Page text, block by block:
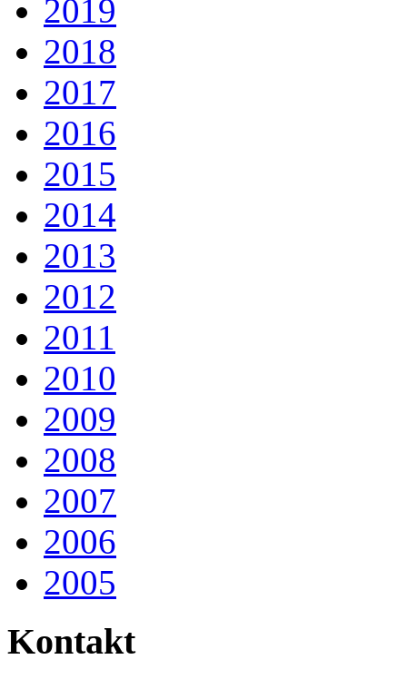
2019
2018
2017
2016
2015
2014
2013
2012
2011
2010
2009
2008
2007
2006
2005
Kontakt